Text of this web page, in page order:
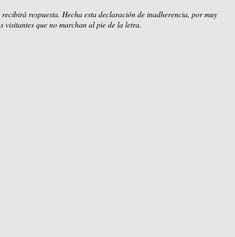
respuesta. Hecha esta declaración de inadherencia, por muy
visitantes que no marchan al pie de la letra.